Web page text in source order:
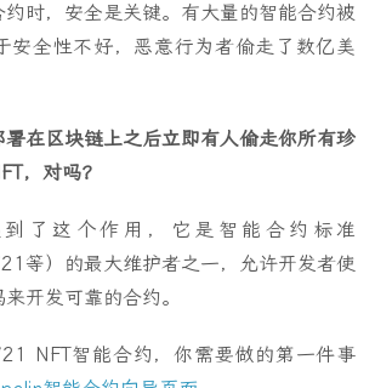
约时，安全是关键。有大量的智能合约被
安全性不好，恶意行为者偷走了数亿美
在区块链上之后立即有人偷走你所有珍
，对吗？
到了这个作用，它是智能合约标准
等）的最大维护者之一，允许开发者使
开发可靠的合约。
NFT智能合约，你需要做的第一件事